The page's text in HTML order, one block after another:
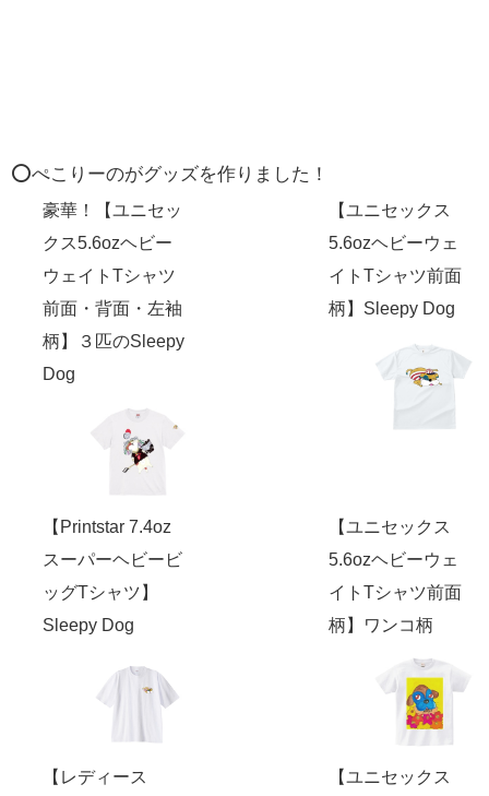
⭕️ぺこりーのがグッズを作りました！
豪華！【ユニセッ
クス5.6ozヘビー
ウェイトTシャツ
前面・背面・左袖
柄】３匹のSleepy
Dog
【ユニセックス
5.6ozヘビーウェ
イトTシャツ前面
柄】Sleepy Dog
【Printstar 7.4oz
スーパーヘビービ
ッグTシャツ】
Sleepy Dog
【ユニセックス
5.6ozヘビーウェ
イトTシャツ前面
柄】ワンコ柄
【レディース
【ユニセックス